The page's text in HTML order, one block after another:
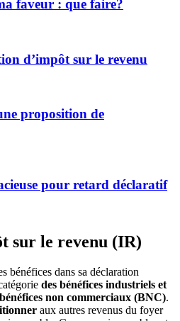
faveur : que faire?
d’impôt sur le revenu
proposition de
pour retard déclaratif
sur le revenu (IR)
bénéfices dans sa déclaration
des bénéfices industriels et
non commerciaux (BNC).
aux autres revenus du foyer